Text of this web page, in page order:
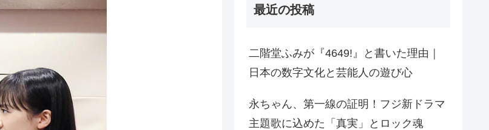
最近の投稿
二階堂ふみが『4649!』と書いた理由｜
日本の数字文化と芸能人の遊び心
永ちゃん、第一線の証明！フジ新ドラマ
主題歌に込めた「真実」とロック魂